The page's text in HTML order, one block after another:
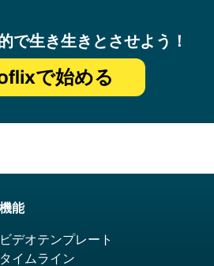
で生き生きとさせよう！
で始める
機能
ビデオテンプレート
タイムライン